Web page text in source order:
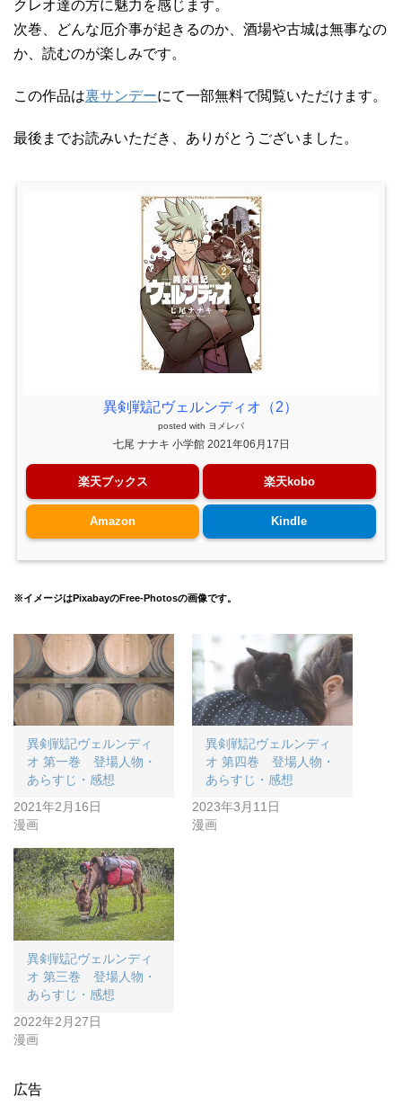
クレオ達の方に魅力を感じます。
次巻、どんな厄介事が起きるのか、酒場や古城は無事なの
か、読むのが楽しみです。
この作品は裏サンデーにて一部無料で閲覧いただけます。
最後までお読みいただき、ありがとうございました。
異剣戦記ヴェルンディオ（2）
posted with ヨメレバ
七尾 ナナキ 小学館 2021年06月17日
楽天ブックス 楽天kobo
Amazon Kindle
※イメージはPixabayのFree-Photosの画像です。
異剣戦記ヴェルンディ
オ 第一巻 登場人物・
あらすじ・感想
2021年2月16日
漫画
異剣戦記ヴェルンディ
オ 第四巻 登場人物・
あらすじ・感想
2023年3月11日
漫画
異剣戦記ヴェルンディ
オ 第三巻 登場人物・
あらすじ・感想
2022年2月27日
漫画
広告